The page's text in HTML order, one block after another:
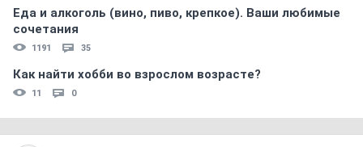
Еда и алкоголь (вино, пиво, крепкое). Ваши любимые
сочетания
1191 35
Как найти хобби во взрослом возрасте?
11 0